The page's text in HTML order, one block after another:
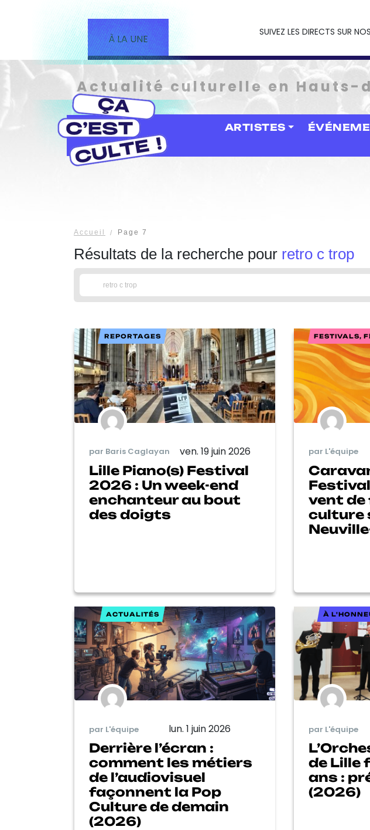
À LA UNE
SUIVEZ LES DIRECTS SUR
Actualité culturelle en Hauts-
ARTISTES
Accueil Page 7
Résultats de la recherche pour retro c trop
REPORTAGES
par Baris Caglayan ven. 19 juin 2026
Lille Piano(s) Festival
2026 : Un week-end
enchanteur au bout
des doigts
FESTIVALS,
par L'équipe
vent de
culture
ACTUALITÉS
par L'équipe lun. 1 juin 2026
Derrière l’écran :
comment les métiers
de l’audiovisuel
façonnent la Pop
Culture de demain
(2026)
À
par L'équipe
de Lille
ans :
(2026)